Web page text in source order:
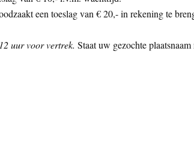
een toeslag van € 20,- in rekening te
uur voor vertrek. Staat uw gezochte